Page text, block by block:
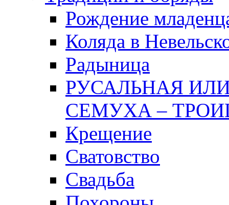
Рождение
Коляда в
Радыница
РУСАЛЬНАЯ
СЕМУХА –
Крещение
Сватовство
Свадьба